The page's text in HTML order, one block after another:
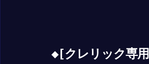
◆[クレリック専